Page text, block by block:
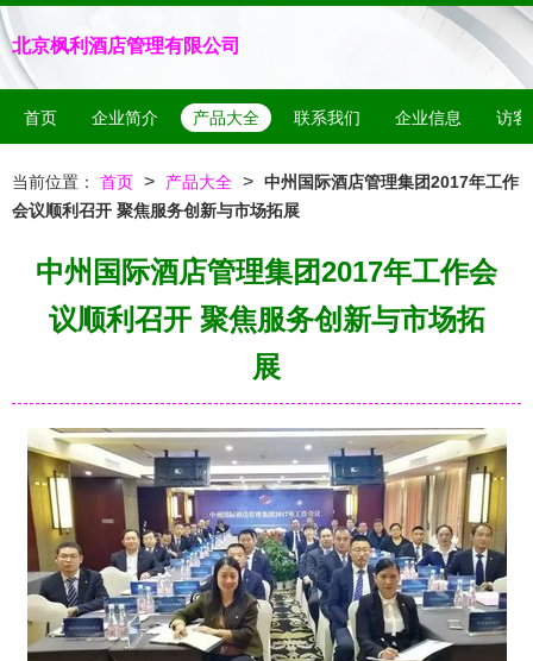
北京枫利酒店管理有限公司
首页 企业简介 产品大全 联系我们 企业信息 访客
当前位置： 首页 > 产品大全 > 中州国际酒店管理集团2017年工作
会议顺利召开 聚焦服务创新与市场拓展
中州国际酒店管理集团2017年工作会
议顺利召开 聚焦服务创新与市场拓
展